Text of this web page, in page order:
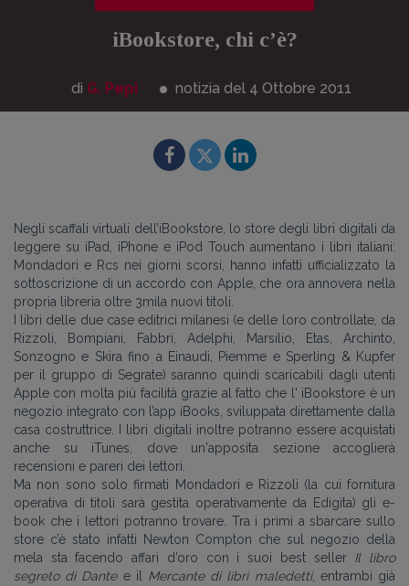
iBookstore, chi c’è?
di G. Pepi notizia del 4 Ottobre 2011
Negli scaffali virtuali dell’iBookstore, lo store degli libri digitali da
leggere su iPad, iPhone e iPod Touch aumentano i libri italiani:
Mondadori e Rcs nei giorni scorsi, hanno infatti ufficializzato la
sottoscrizione di un accordo con Apple, che ora annovera nella
propria libreria oltre 3mila nuovi titoli.
I libri delle due case editrici milanesi (e delle loro controllate, da
Rizzoli, Bompiani, Fabbri, Adelphi, Marsilio, Etas, Archinto,
Sonzogno e Skira fino a Einaudi, Piemme e Sperling & Kupfer
per il gruppo di Segrate) saranno quindi scaricabili dagli utenti
Apple con molta più facilità grazie al fatto che l' iBookstore è un
negozio integrato con l’app iBooks, sviluppata direttamente dalla
casa costruttrice. I libri digitali inoltre potranno essere acquistati
anche su iTunes, dove un'apposita sezione accoglierà
recensioni e pareri dei lettori.
Ma non sono solo firmati Mondadori e Rizzoli (la cui fornitura
operativa di titoli sarà gestita operativamente da Edigita) gli e-
book che i lettori potranno trovare. Tra i primi a sbarcare sullo
store c’è stato infatti Newton Compton che sul negozio della
mela sta facendo affari d’oro con i suoi best seller Il libro
segreto di Dante e il Mercante di libri maledetti, entrambi già